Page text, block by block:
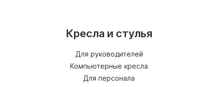
Кресла и стулья
Для руководителей
Компьютерные кресла
Для персонала